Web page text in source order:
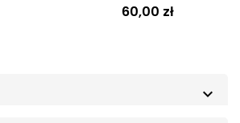
Cena
60,00 zł
